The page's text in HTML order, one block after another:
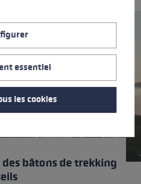
bâtons de trekking
essentiel
les cookies